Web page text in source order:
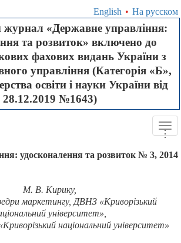
English • На русском
«Державне управління:
та розвиток» включено до
фахових видань України з
управління (Категорія «Б»,
освіти і науки України від
28.12.2019 №1643)
...
удосконалення та розвиток № 3, 2014
М. В. Кирику,
маркетингу, ДВНЗ «Криворізький
університет»,
національний університет»